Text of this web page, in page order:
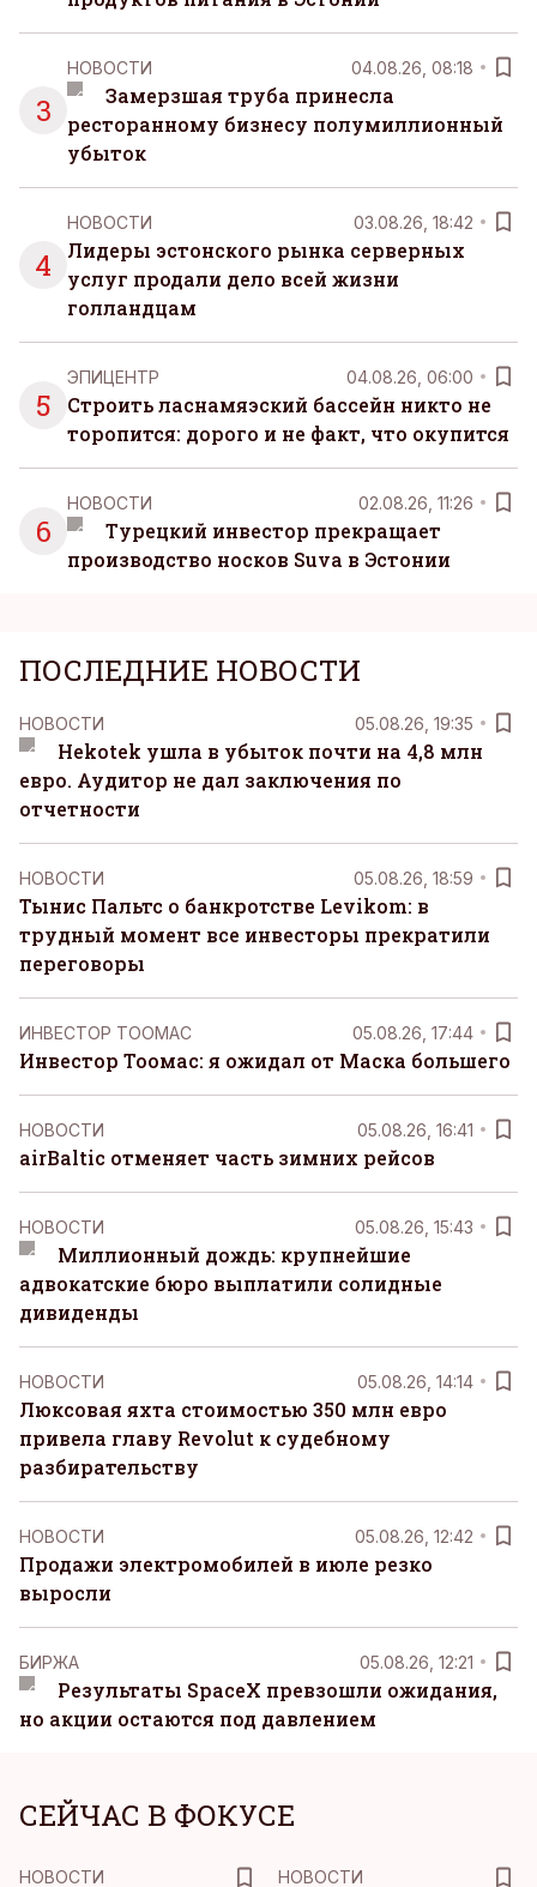
3
НОВОСТИ 04.08.26, 08:18
Замерзшая труба принесла
ресторанному бизнесу полумиллионный
убыток
4
НОВОСТИ 03.08.26, 18:42
Лидеры эстонского рынка серверных
услуг продали дело всей жизни
голландцам
5
ЭПИЦЕНТР 04.08.26, 06:00
Строить ласнамяэский бассейн никто не
торопится: дорого и не факт, что окупится
6
НОВОСТИ 02.08.26, 11:26
Турецкий инвестор прекращает
производство носков Suva в Эстонии
ПОСЛЕДНИЕ НОВОСТИ
НОВОСТИ 05.08.26, 19:35
Hekotek ушла в убыток почти на 4,8 млн
евро. Аудитор не дал заключения по
отчетности
НОВОСТИ 05.08.26, 18:59
Тынис Пальтс о банкротстве Levikom: в
трудный момент все инвесторы прекратили
переговоры
ИНВЕСТОР ТООМАС 05.08.26, 17:44
Инвестор Тоомас: я ожидал от Маска большего
НОВОСТИ 05.08.26, 16:41
airBaltic отменяет часть зимних рейсов
НОВОСТИ 05.08.26, 15:43
Миллионный дождь: крупнейшие
адвокатские бюро выплатили солидные
дивиденды
НОВОСТИ 05.08.26, 14:14
Люксовая яхта стоимостью 350 млн евро
привела главу Revolut к судебному
разбирательству
НОВОСТИ 05.08.26, 12:42
Продажи электромобилей в июле резко
выросли
БИРЖА 05.08.26, 12:21
Результаты SpaceX превзошли ожидания,
но акции остаются под давлением
СЕЙЧАС В ФОКУСЕ
НОВОСТИ НОВОСТИ